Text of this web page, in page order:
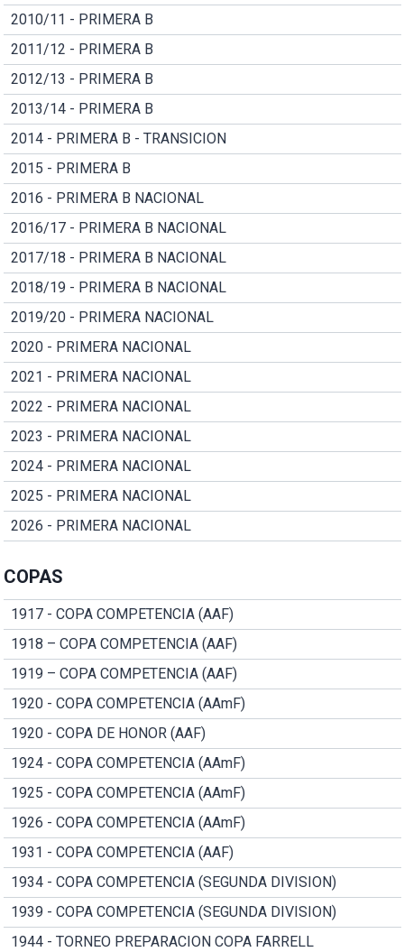
2010/11 - PRIMERA B
2011/12 - PRIMERA B
2012/13 - PRIMERA B
2013/14 - PRIMERA B
2014 - PRIMERA B - TRANSICION
2015 - PRIMERA B
2016 - PRIMERA B NACIONAL
2016/17 - PRIMERA B NACIONAL
2017/18 - PRIMERA B NACIONAL
2018/19 - PRIMERA B NACIONAL
2019/20 - PRIMERA NACIONAL
2020 - PRIMERA NACIONAL
2021 - PRIMERA NACIONAL
2022 - PRIMERA NACIONAL
2023 - PRIMERA NACIONAL
2024 - PRIMERA NACIONAL
2025 - PRIMERA NACIONAL
2026 - PRIMERA NACIONAL
COPAS
1917 - COPA COMPETENCIA (AAF)
1918 – COPA COMPETENCIA (AAF)
1919 – COPA COMPETENCIA (AAF)
1920 - COPA COMPETENCIA (AAmF)
1920 - COPA DE HONOR (AAF)
1924 - COPA COMPETENCIA (AAmF)
1925 - COPA COMPETENCIA (AAmF)
1926 - COPA COMPETENCIA (AAmF)
1931 - COPA COMPETENCIA (AAF)
1934 - COPA COMPETENCIA (SEGUNDA DIVISION)
1939 - COPA COMPETENCIA (SEGUNDA DIVISION)
1944 - TORNEO PREPARACION COPA FARRELL